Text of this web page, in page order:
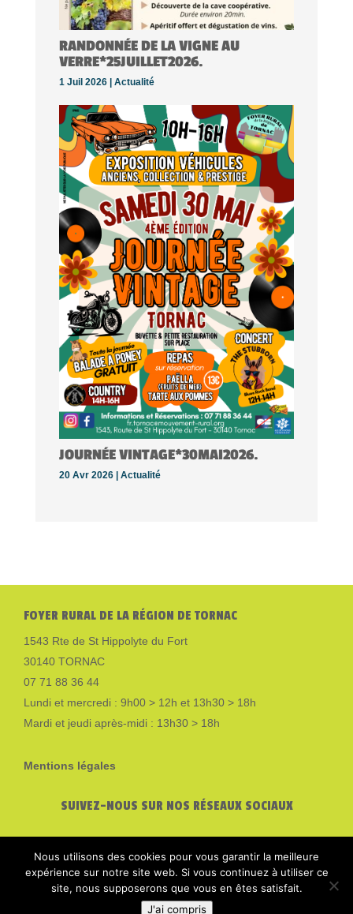
RANDONNÉE DE LA VIGNE AU
VERRE*25JUILLET2026.
1 Juil 2026 | Actualité
JOURNÉE VINTAGE*30MAI2026.
20 Avr 2026 | Actualité
FOYER RURAL DE LA RÉGION DE TORNAC
1543 Rte de St Hippolyte du Fort
30140 TORNAC
07 71 88 36 44
Lundi et mercredi : 9h00 > 12h et 13h30 > 18h
Mardi et jeudi après-midi : 13h30 > 18h
Mentions légales
SUIVEZ-NOUS SUR NOS RÉSEAUX SOCIAUX
Nous utilisons des cookies pour vous garantir la meilleure
expérience sur notre site web. Si vous continuez à utiliser ce
site, nous supposerons que vous en êtes satisfait.
J'ai compris